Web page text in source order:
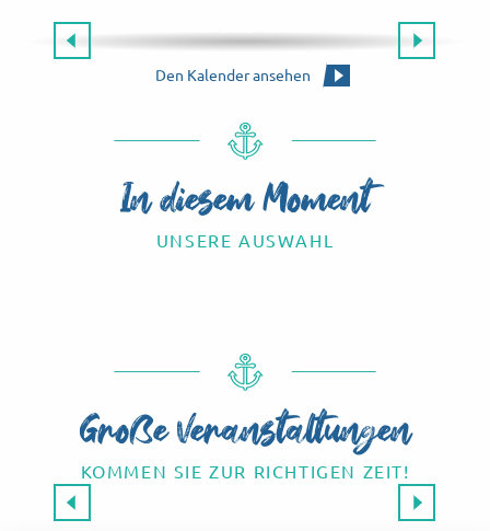
Den Kalender ansehen
Die Agenda für dieses Wochenende
In diesem Moment
UNSERE AUSWAHL
Große Veranstaltungen
KOMMEN SIE ZUR RICHTIGEN ZEIT!